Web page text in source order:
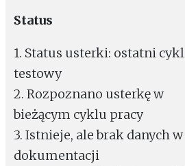
Status
1. Status usterki: ostatni cykl
testowy
2. Rozpoznano usterkę w
bieżącym cyklu pracy
3. Istnieje, ale brak danych w
dokumentacji